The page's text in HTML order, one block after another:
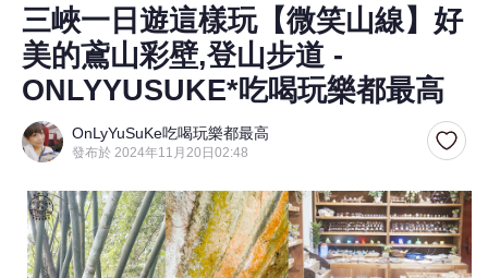
三峽一日遊這樣玩【微笑山線】好
美的鳶山彩壁,登山步道 -
ONLYYUSUKE*吃喝玩樂都最高
OnLyYuSuKe吃喝玩樂都最高
發布於 2024年11月20日02:48